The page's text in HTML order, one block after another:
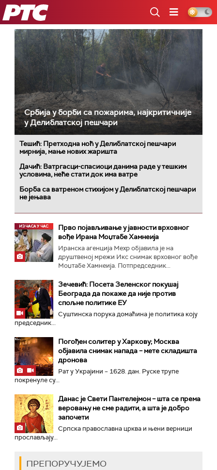
РТС
Србија у борби са пожарима, најкритичније
у Делиблатској пешчари
Тешић: Претходна ноћ у Делиблатској пешчари
мирнија, мање нових жаришта
Дачић: Ватргасци-спасиоци данима раде у тешким
условима, неће стати док има ватре
Борба са ватреном стихијом у Делиблатској пешчари
не јењава
Прво појављивање у јавности врховног
вође Ирана Моџтабe Хамнеија
Иранска агенција Мехр објавила је на
друштвеној мрежи Икс снимак врховног вође
Моџтабе Хамнеија. Потпредседник...
Зечевић: Посета Зеленског покушај
Београда да покаже да није против
спољне политике ЕУ
Суштинска порука домаћина је политика коју
председник...
Погођен солитер у Харкову; Москва
објавила снимак напада – мете складишта
дронова
Рат у Украјини – 1628. дан. Руске трупе
покренуле су...
Данас је Свети Пантелејмон – шта се према
веровању не сме радити, а шта је добро
започети
Српска православна црква и њени верници
прослављају...
ПРЕПОРУЧУЈЕМО